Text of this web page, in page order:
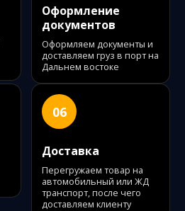
Оформление
документов
Оформляем документы и
доставляем груз в порт на
Дальнем востоке
06
Доставка
Перегружаем товар на
автомобильный или ЖД
транспорт, после чего
доставляем клиенту